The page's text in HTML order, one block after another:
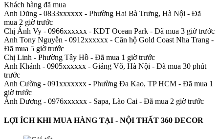
Khách hàng đã mua
Anh Dũng - 0833xxxxxx - Phường Hai Bà Trưng, Hà Nội - Đã
mua 2 giờ trước
Chị Ánh Vy - 0966xxxxxx - KĐT Ocean Park - Đã mua 3 giờ trước
Anh Tony Nguyễn - 0912xxxxxx - Căn hộ Gold Coast Nha Trang -
Đã mua 5 giờ trước
Chị Linh - Phường Tây Hồ - Đã mua 1 giờ trước
Anh Khánh - 0905xxxxxx - Giảng Võ, Hà Nội - Đã mua 30 phút
trước
Anh Cường - 091xxxxxxx - Phường Đa Kao, TP HCM - Đã mua 1
giờ trước
Ánh Dương - 0976xxxxxx - Sapa, Lào Cai - Đã mua 2 giờ trước
LỢI ÍCH KHI MUA HÀNG TẠI - NỘI THẤT 360 DECOR